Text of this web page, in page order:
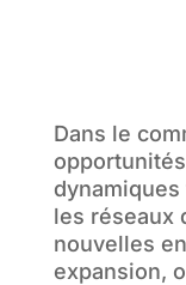
Dans le
dynamiques
les réseaux
nouvelles
expansion,